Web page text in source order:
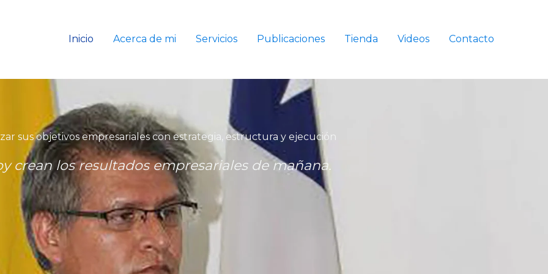
Inicio Acerca de mi Servicios Publicaciones Tienda Videos Contacto
sus objetivos empresariales con estrategia, estructura y ejecución
crean los resultados empresariales de mañana.